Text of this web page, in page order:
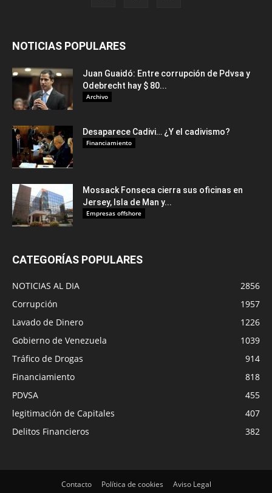
NOTICIAS POPULARES
Juan Guaidó: Entre corrupción de Pdvsa y
Odebrecht hay $ 80...
Archivo
Desaparece Cadivi… ¿Y el cadivismo?
Financiamiento
Mossack Fonseca cierra sus oficinas en
Jersey, Isla de Man y...
Empresas offshore
CATEGORÍAS POPULARES
NOTICIAS AL DIA
2856
Corrupción
1957
Lavado de Dinero
1226
Gobierno de Venezuela
1039
Tráfico de Drogas
914
Financiamiento
818
PDVSA
455
legitimación de Capitales
407
Delitos Financieros
382
Contacto Política de cookies Aviso Legal